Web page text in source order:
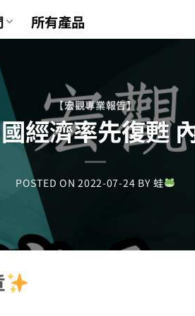
所有產品
【宏觀專業報告】
經濟率先復甦
POSTED ON2022-07-24 BY 蛙